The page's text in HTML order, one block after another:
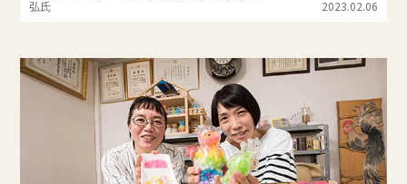
弘氏
2023.02.06